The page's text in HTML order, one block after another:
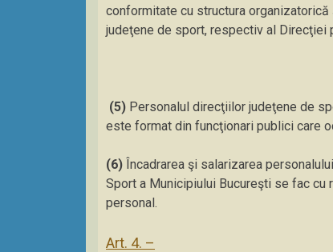
conformitate cu structura
judeţene de sport, respectiv al Direcţiei
(5) Personalul direcţiilor judeţene de
este format din funcţionari publici care
(6) Încadrarea şi salarizarea
Sport a Municipiului Bucureşti se fac
personal.
Art. 4. –